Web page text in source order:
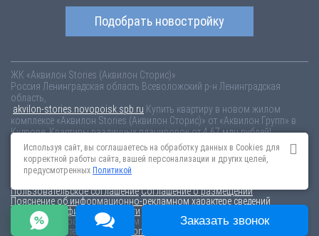
Подобрать новостройку
ЖК «Аквилон Stories (Аквилон Сторис)»
Россия Ленинградская область Всеволожский р-н Ленинградская
область,
akvilon-stories.novopoisk.spb.ru Купить квартиру в новом жилом
комплексе «Аквилон Stories (Аквилон Сторис)» от «Аквилон Групп» в
Кудрове. Квартиры различных планировок от 4.67 млн рублей!
Новостройки Санкт-ПетербургаНовостройки Москвы
Информация на сайте взята из открытых источников, не является
Пользовательское соглашениеСоглашение о размещении
Пояснение об информационно-рекламном характере сведений
Политика конфиденциальности
По всем вопросам, связанным с актуальностью информации на
портале, пишите на эл.почту
content@novostroy-gid.ru
Используя сайт, вы соглашаетесь на обработку данных в Cookies для
корректной работы сайта, вашей персонализации и других целей,
предусмотренных Политикой
Заказать звонок